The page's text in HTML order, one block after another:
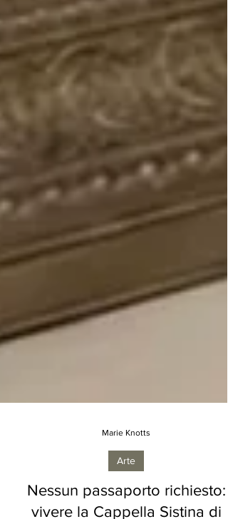
Marie Knotts
Nessun passaporto richiesto: